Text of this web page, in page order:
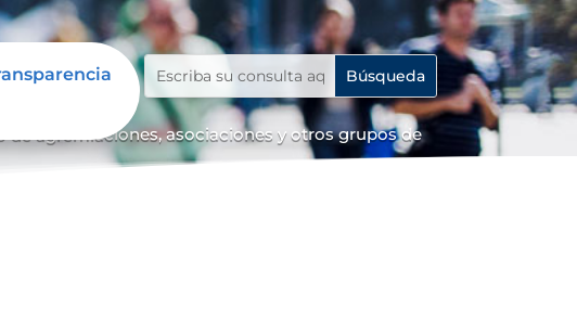
de agremiaciones, asociaciones y otros grupos de